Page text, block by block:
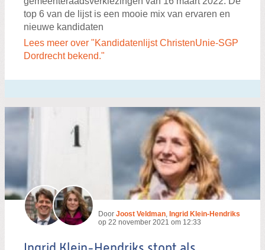
top 6 van de lijst is een mooie mix van ervaren en
nieuwe kandidaten
Lees meer over "Kandidatenlijst ChristenUnie-SGP
Dordrecht bekend."
Door Joost Veldman Ingrid Klein-Hendriks
op 22 november 2021 om 12:33